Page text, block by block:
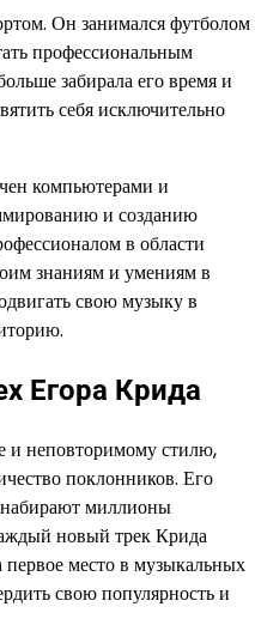
Он занимался футболом
профессиональным
забирала его время и
себя исключительно
компьютерами и
и созданию
в области
знаниям и умениям в
свою музыку в
Егора Крида
и неповторимому стилю,
поклонников. Его
миллионы
новый трек Крида
место в музыкальных
свою популярность и